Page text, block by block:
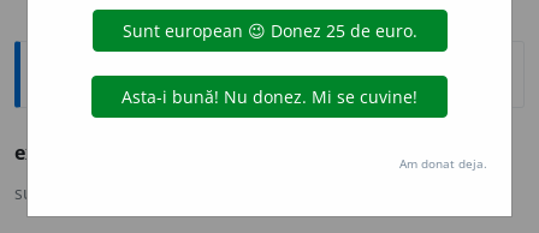
Ortografice DOOM
explicit
sursa:
Am donat deja.